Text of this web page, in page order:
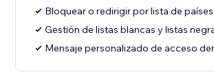
Bloquear o redirigir por lista de países
Gestión de listas blancas y listas
Mensaje personalizado de acceso